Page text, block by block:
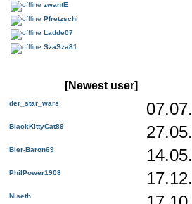
zwantE
Pfretzschi
Ladde07
SzaSza81
[Newest user]
der_star_wars 07.07.
BlackKittyCat89 27.05.
Bier-Baron69 14.05.
PhilPower1908 17.12.
Niseth